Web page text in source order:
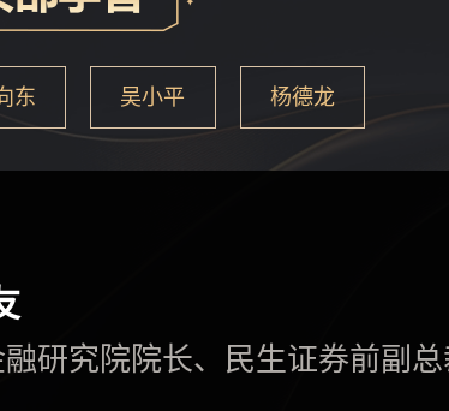
东 吴小平 杨德龙
研究院院长、民生证券前副总